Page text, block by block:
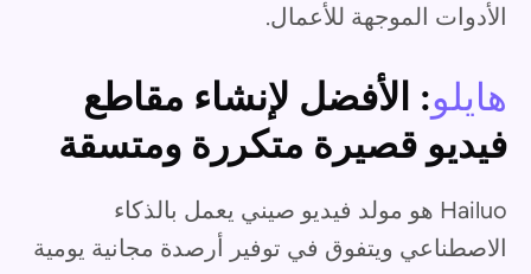
الأدوات الموجهة للأعمال.
هايلو: الأفضل لإنشاء مقاطع
فيديو قصيرة متكررة ومتسقة
Hailuo هو مولد فيديو صيني يعمل بالذكاء
الاصطناعي ويتفوق في توفير أرصدة مجانية يومية